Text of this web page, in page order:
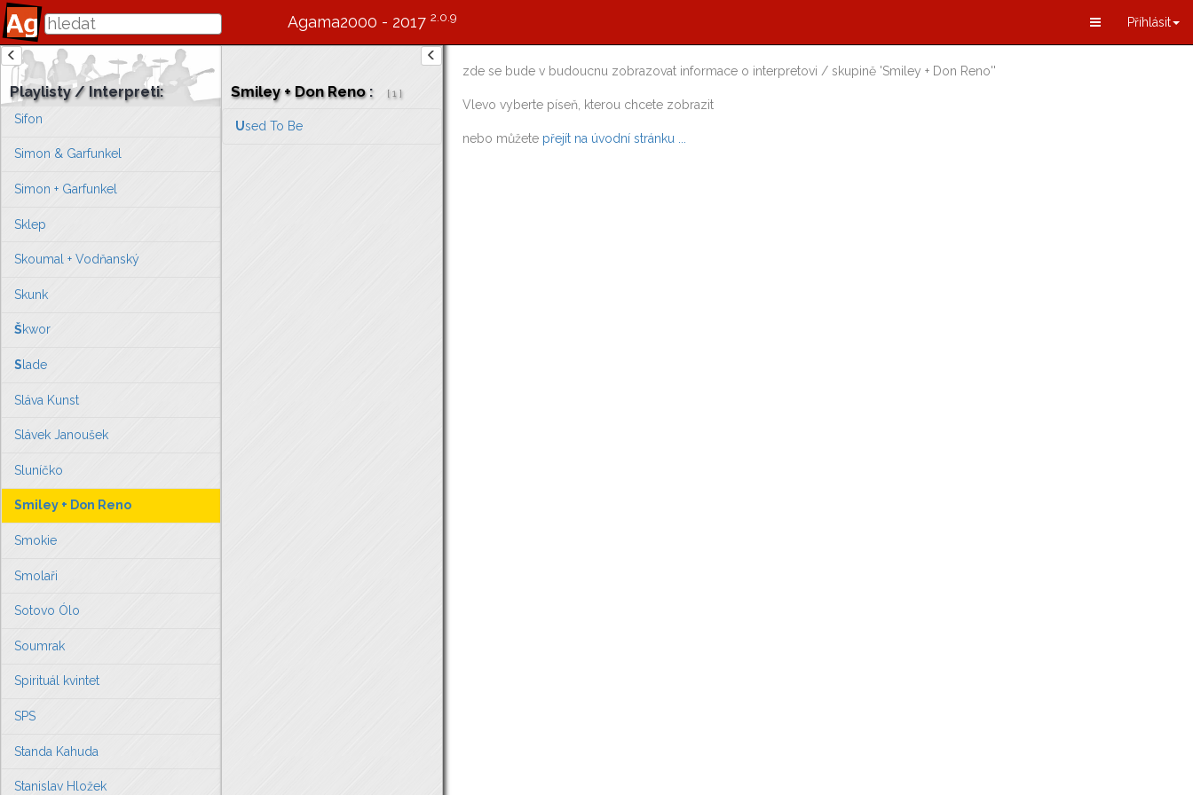
Agama2000 - 2017 2.0.9 Příhlásit
zde se bude v budoucnu zobrazovat informace o interpretovi / skupině 'Smiley + Don Reno''
Vlevo vyberte píseň, kterou chcete zobrazit
nebo můžete přejít na úvodní stránku ...
Playlisty / Interpreti:
Severka
Sexy Dancers
Shalom
Sifon
Simon & Garfunkel
Simon + Garfunkel
Sklep
Skoumal + Vodňanský
Skunk
Škwor
S lade
Sláva Kunst
Slávek Janoušek
Sluníčko
Smiley + Don Reno
Smokie
Smolaři
Sotovo Ólo
Soumrak
Spirituál kvintet
SPS
Standa Kahuda
Stanislav Hložek
Smiley + Don Reno : [ 1 ]
Used To Be